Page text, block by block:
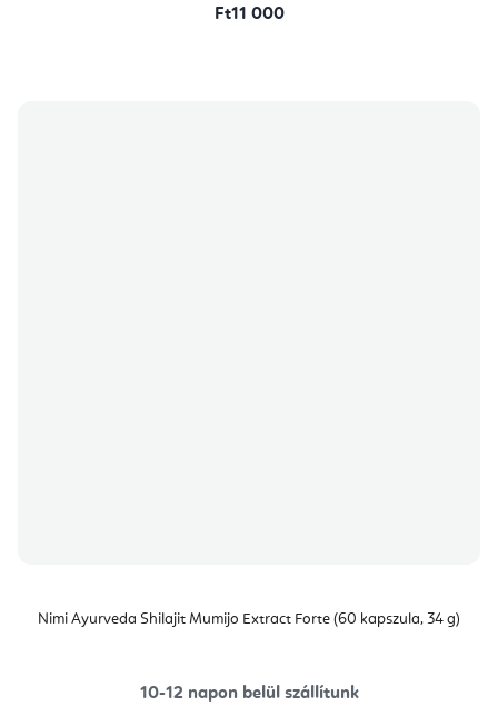
Ft11 000
Nimi Ayurveda Shilajit Mumijo Extract Forte (60 kapszula, 34 g)
10-12 napon belül szállítunk